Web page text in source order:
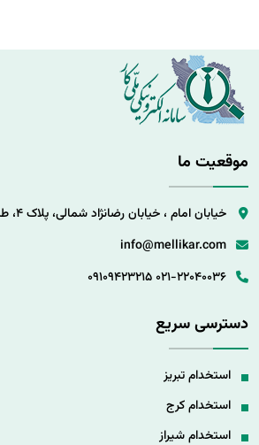
موقعیت ما
خیابان امام ، خیابان رضانژاد شمالی، پلاک 4، طبقه دوم غربی
info@mellikar.com
021-22040036
09109423215
دسترسی سریع
استخدام تبریز
استخدام کرج
استخدام شیراز